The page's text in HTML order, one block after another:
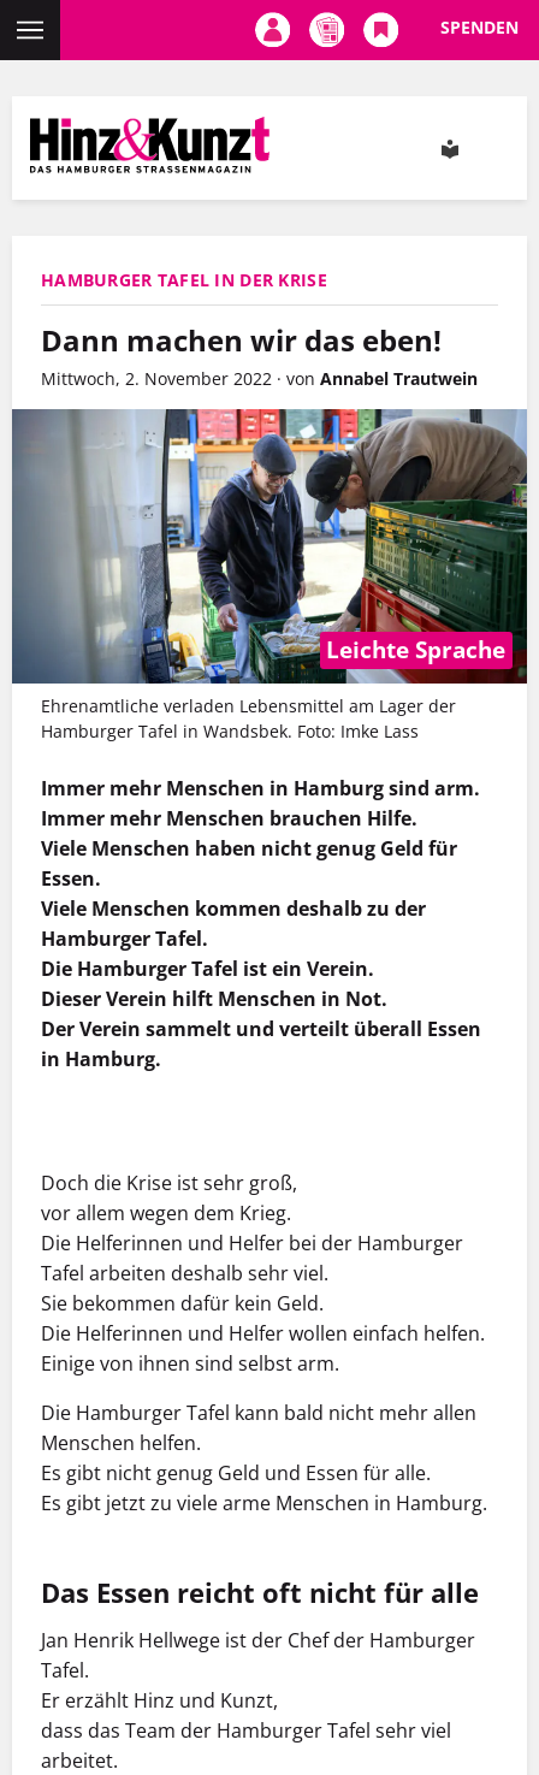
Inhalt
SPENDEN
HAMBURGER TAFEL IN DER KRISE
Dann machen wir das eben!
Mittwoch, 2. November 2022 · von Annabel Trautwein
Leichte Sprache
Ehrenamtliche verladen Lebensmittel am Lager der
Hamburger Tafel in Wandsbek. Foto: Imke Lass
Immer mehr Menschen in Hamburg sind arm.
Immer mehr Menschen brauchen Hilfe.
Viele Menschen haben nicht genug Geld für
Essen.
Viele Menschen kommen deshalb zu der
Hamburger Tafel.
Die Hamburger Tafel ist ein Verein.
Dieser Verein hilft Menschen in Not.
Der Verein sammelt und verteilt überall Essen
in Hamburg.
Doch die Krise ist sehr groß,
vor allem wegen dem Krieg.
Die Helferinnen und Helfer bei der Hamburger
Tafel arbeiten deshalb sehr viel.
Sie bekommen dafür kein Geld.
Die Helferinnen und Helfer wollen einfach helfen.
Einige von ihnen sind selbst arm.
Die Hamburger Tafel kann bald nicht mehr allen
Menschen helfen.
Es gibt nicht genug Geld und Essen für alle.
Es gibt jetzt zu viele arme Menschen in Hamburg.
Das Essen reicht oft nicht für alle
Jan Henrik Hellwege ist der Chef der Hamburger
Tafel.
Er erzählt Hinz und Kunzt,
dass das Team der Hamburger Tafel sehr viel
arbeitet.